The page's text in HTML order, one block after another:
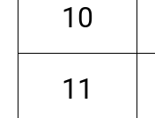
10
11